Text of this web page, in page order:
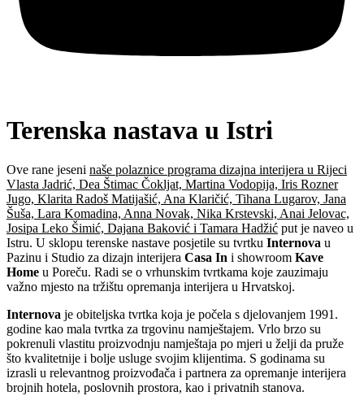
Terenska nastava u Istri
Ove rane jeseni naše polaznice programa dizajna interijera u Rijeci
Vlasta Jadrić, Dea Štimac Čokljat, Martina Vodopija, Iris Rozner
Jugo, Klarita Radoš Matijašić, Ana Klaričić, Tihana Lugarov, Jana
Šuša, Lara Komadina, Anna Novak, Nika Krstevski, Anai Jelovac,
Josipa Leko Šimić, Dajana Baković i Tamara Hadžić put je naveo u
Istru. U sklopu terenske nastave posjetile su tvrtku Internova u
Pazinu i Studio za dizajn interijera Casa In i showroom Kave
Home u Poreču. Radi se o vrhunskim tvrtkama koje zauzimaju
važno mjesto na tržištu opremanja interijera u Hrvatskoj.
Internova je obiteljska tvrtka koja je počela s djelovanjem 1991.
godine kao mala tvrtka za trgovinu namještajem. Vrlo brzo su
pokrenuli vlastitu proizvodnju namještaja po mjeri u želji da pruže
što kvalitetnije i bolje usluge svojim klijentima. S godinama su
izrasli u relevantnog proizvođača i partnera za opremanje interijera
brojnih hotela, poslovnih prostora, kao i privatnih stanova.